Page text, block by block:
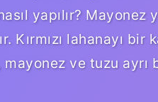
yapılır? Mayonez
Kırmızı lahanayı
ve tuzu ayrı